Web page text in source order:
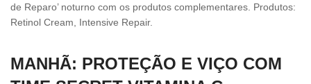
de Reparo’ noturno com os produtos complementares. Produtos:
Retinol Cream, Intensive Repair.
MANHÃ: PROTEÇÃO E VIÇO COM